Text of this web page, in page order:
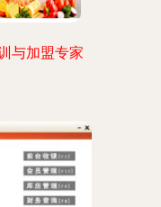
与加盟专家